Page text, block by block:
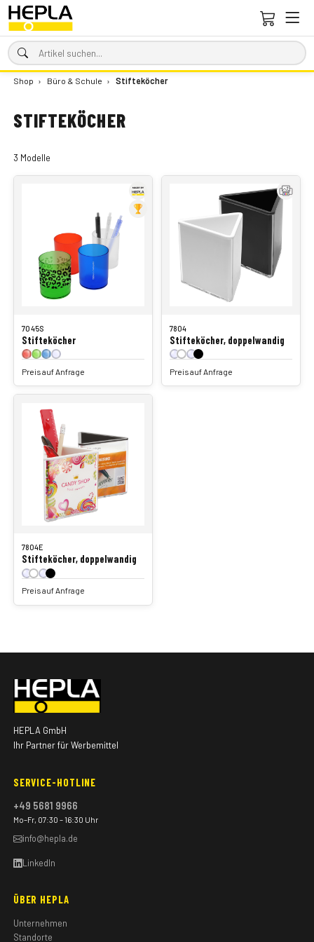
Shop › Büro & Schule › Stifteköcher
STIFTEKÖCHER
3 Modelle
7045S
Stifteköcher
Preis auf Anfrage
7804
Stifteköcher, doppelwandig
Preis auf Anfrage
7804E
Stifteköcher, doppelwandig
Preis auf Anfrage
HEPLA GmbH
Ihr Partner für Werbemittel
SERVICE-HOTLINE
+49 5681 9966
Mo–Fr, 07:30 – 16:30 Uhr
info@hepla.de
LinkedIn
ÜBER HEPLA
Unternehmen
Standorte